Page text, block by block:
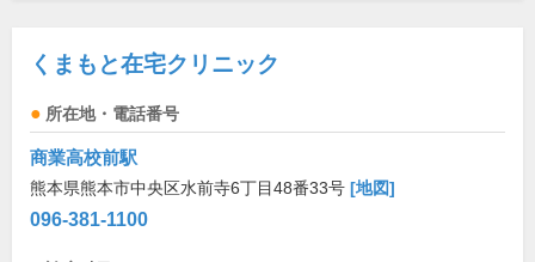
くまもと在宅クリニック
所在地・電話番号
商業高校前駅
熊本県熊本市中央区水前寺6丁目48番33号 [地図]
096-381-1100